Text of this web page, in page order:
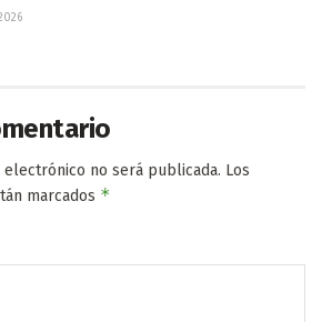
no será publicada. Los
marcados *